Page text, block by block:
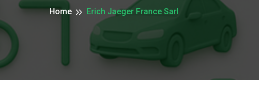
Home Erich Jaeger France Sarl